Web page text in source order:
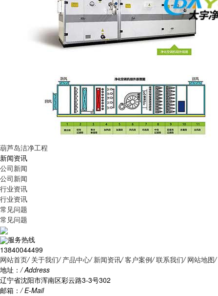
葫芦岛洁净工程
新闻资讯
公司新闻
公司新闻
行业资讯
行业资讯
常见问题
常见问题
服务热线
13840044499
网站首页/ 关于我们/ 产品中心/ 新闻资讯/ 客户案例/ 联系我们/ 网站地图/
地址：/ Address
辽宁省沈阳市浑南区彩云路3-3号302
邮箱：/ E-Mail